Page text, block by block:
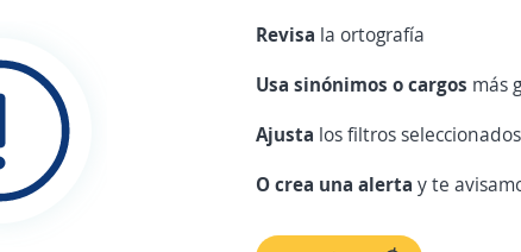
Revisa la ortografía
Usa sinónimos o cargos más
Ajusta los filtros seleccionados
O crea una alertay te